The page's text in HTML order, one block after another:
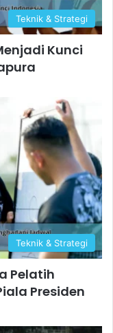
Teknik & Strategi
Kunci
Teknik & Strategi
Pelatih
Presiden